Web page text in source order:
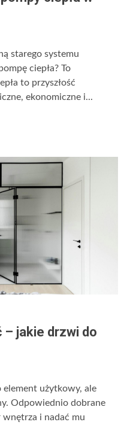
starego systemu
ciepła? To
to przyszłość
ekonomiczne i...
jakie drzwi do
element użytkowy, ale
Odpowiednio dobrane
i nadać mu